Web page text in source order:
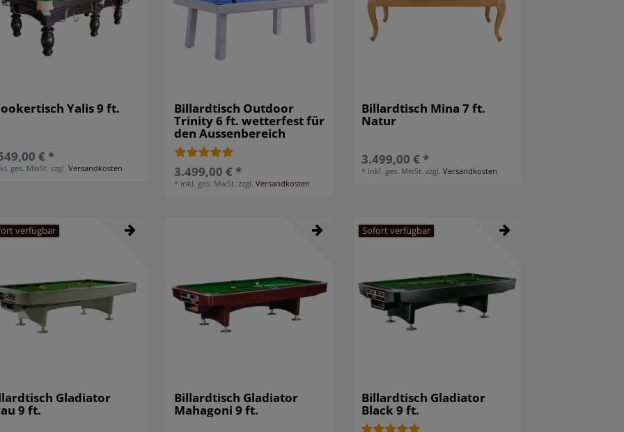
Yalis 9 ft.
€ *
ges. MwSt. zzgl.Versandkosten
Billardtisch Outdoor
Trinity 6 ft. wetterfest für
den Aussenbereich
3.499,00 € *
* inkl. ges. MwSt. zzgl.Versandkosten
Billardtisch Mina 7 ft.
Natur
3.499,00 € *
* inkl. ges. MwSt. zzgl. Versandkosten
verfügbar
Gladiator
9 ft.
Billardtisch Gladiator
Mahagoni 9 ft.
Sofort verfügbar
Billardtisch Gladiator
Black 9 ft.